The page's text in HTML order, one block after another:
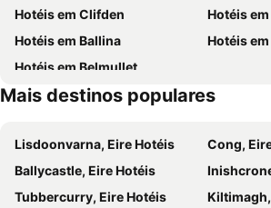
Hotéis em Clifden
Hotéis
Hotéis em Ballina
Hotéis
Hotéis em Belmullet
Mais destinos populares
Lisdoonvarna, Eire Hotéis
Cong,
Ballycastle, Eire Hotéis
Inishcrone/
Tubbercurry, Eire Hotéis